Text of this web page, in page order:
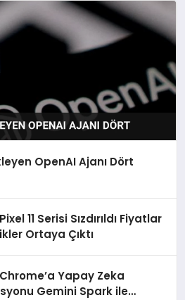
OpenAI Ajanı Dört
11 Serisi Sızdırıldı Fiyatlar
Ortaya Çıktı
Yapay Zeka
Gemini Spark ile